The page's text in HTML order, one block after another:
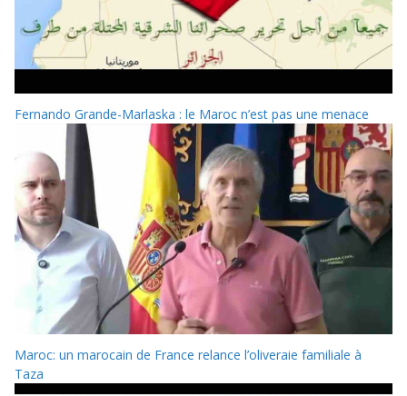
Fernando Grande-Marlaska : le Maroc n’est pas une menace
Maroc: un marocain de France relance l’oliveraie familiale à
Taza